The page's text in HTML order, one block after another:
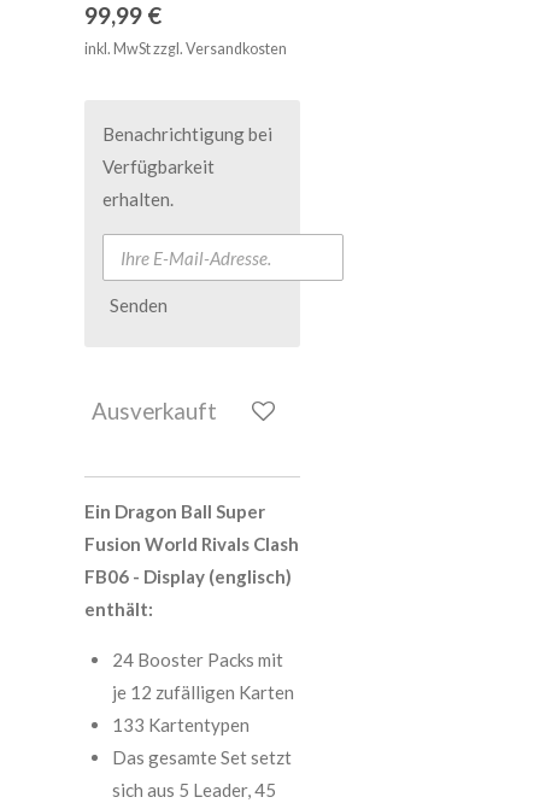
99,99 €
inkl. MwSt zzgl. Versandkosten
Benachrichtigung bei
Verfügbarkeit
erhalten.
Senden
Ausverkauft
Ein Dragon Ball Super
Fusion World Rivals Clash
FB06 - Display (englisch)
enthält:
24 Booster Packs mit
je 12 zufälligen Karten
133 Kartentypen
Das gesamte Set setzt
sich aus 5 Leader, 45